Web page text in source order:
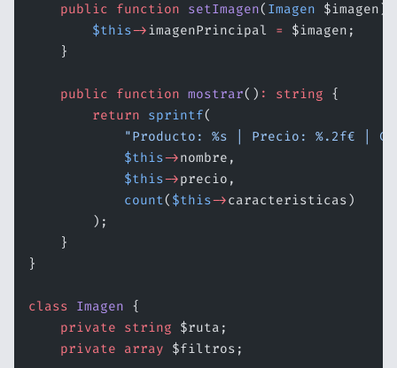
    public
function setImagen( Imagen $imagen)
        $this
->imagenPrincipal =
$imagen;
    }
    public
function mostrar() : string {
        return
sprintf(
"Producto: %s | Precio: %.2f€ |
            $this
->nombre,
            $this
->precio,
            count
( $this->caracteristicas)
        );
    }
}
class Imagen {
    private
string $ruta;
    private
array $filtros;